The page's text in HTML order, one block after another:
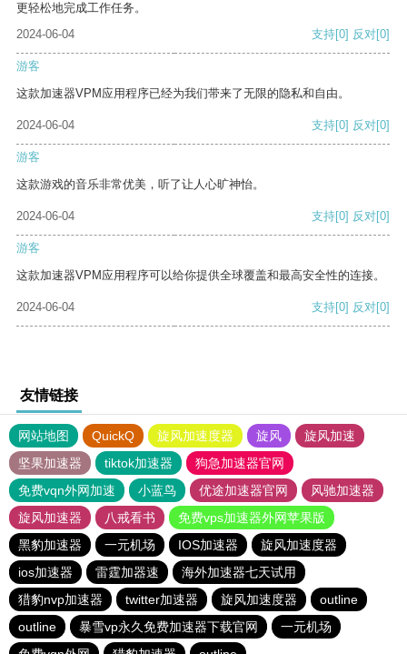
更轻松地完成工作任务。
2024-06-04
支持[0] 反对[0]
游客
这款加速器VPM应用程序已经为我们带来了无限的隐私和自由。
2024-06-04 支持[0] 反对[0]
游客
这款游戏的音乐非常优美，听了让人心旷神怡。
2024-06-04 支持[0] 反对[0]
游客
这款加速器VPM应用程序可以给你提供全球覆盖和最高安全性的连接。
2024-06-04 支持[0] 反对[0]
友情链接
网站地图 QuickQ 旋风加速度器 旋风
旋风加速
坚果加速器
tiktok加速器
狗急加速器官网
免费vqn外网加速
小蓝鸟 优途加速器官网
风驰加速器
旋风加速器
八戒看书
免费vps加速器外网苹果版
黑豹加速器
一元机场 IOS加速器
旋风加速度器
ios加速器
雷霆加器速
海外加速器七天试用
猎豹nvp加速器
twitter加速器 旋风加速度器
outline
outline
暴雪vp永久免费加速器下载官网
一元机场